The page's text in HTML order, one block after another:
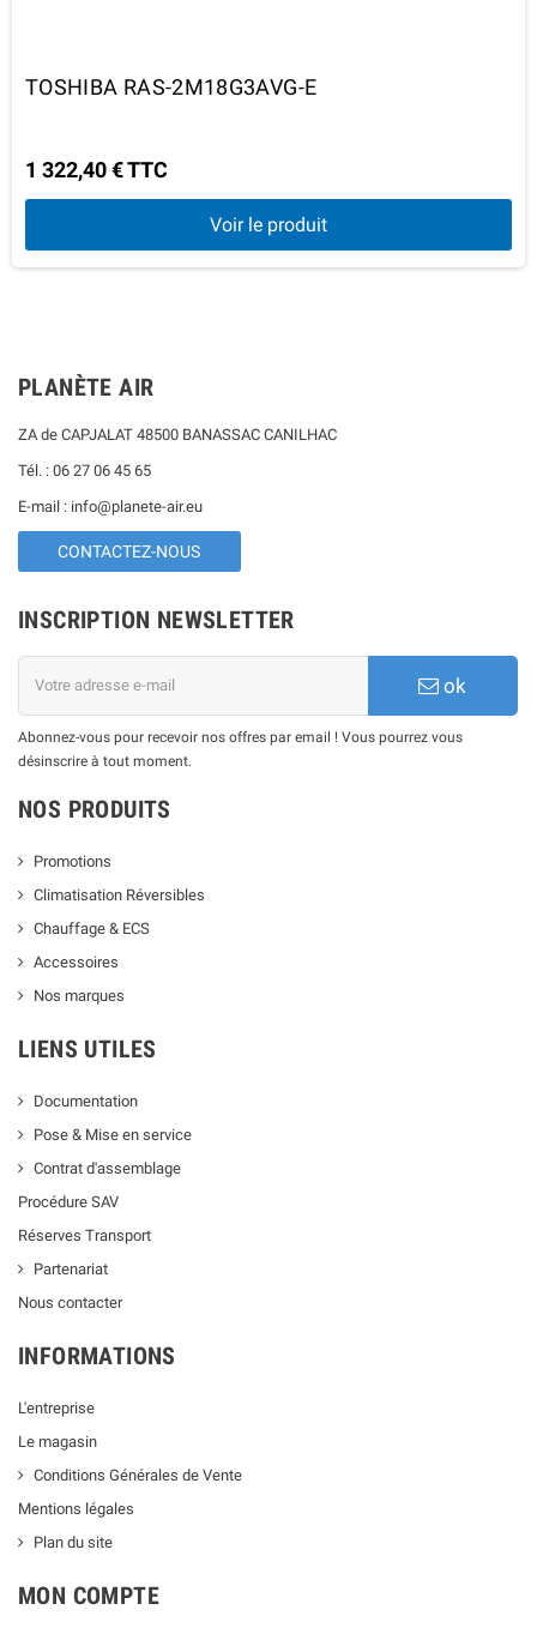
TOSHIBA RAS-2M18G3AVG-E
1 322,40 € TTC
Voir le produit
PLANÈTE AIR
ZA de CAPJALAT 48500 BANASSAC CANILHAC
Tél. : 06 27 06 45 65
E-mail : info@planete-air.eu
CONTACTEZ-NOUS
INSCRIPTION NEWSLETTER
ok
Abonnez-vous pour recevoir nos offres par email ! Vous pourrez vous
désinscrire à tout moment.
NOS PRODUITS
Promotions
Climatisation Réversibles
Chauffage & ECS
Accessoires
Nos marques
LIENS UTILES
Documentation
Pose & Mise en service
Contrat d'assemblage
Procédure SAV
Réserves Transport
Partenariat
Nous contacter
INFORMATIONS
L'entreprise
Le magasin
Conditions Générales de Vente
Mentions légales
Plan du site
MON COMPTE